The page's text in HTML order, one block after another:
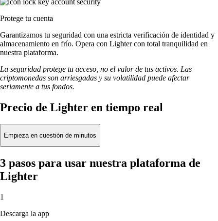
Protege tu cuenta
Garantizamos tu seguridad con una estricta verificación de identidad y
almacenamiento en frío. Opera con Lighter con total tranquilidad en
nuestra plataforma.
La seguridad protege tu acceso, no el valor de tus activos. Las
criptomonedas son arriesgadas y su volatilidad puede afectar
seriamente a tus fondos.
Precio de Lighter en tiempo real
Empieza en cuestión de minutos
3 pasos para usar nuestra plataforma de
Lighter
1
Descarga la app